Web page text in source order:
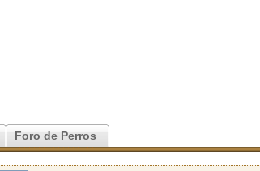
Foro de Perros